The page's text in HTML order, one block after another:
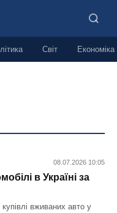
Світ Економіка
08.07.2026 10:05
в Україні за
вживаних авто у